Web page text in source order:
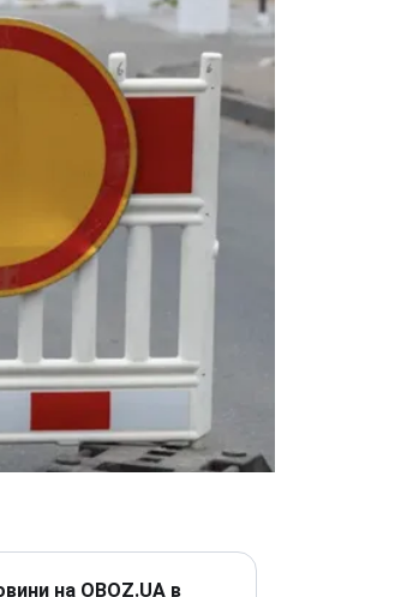
на OBOZ.UA в